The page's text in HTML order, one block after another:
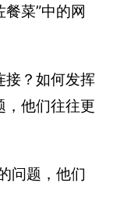
菜”中的网
接？如何发挥
，他们往往更
问题，他们